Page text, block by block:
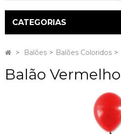
CATEGORIAS
> Balões > Balões Coloridos >
Balão Vermelho